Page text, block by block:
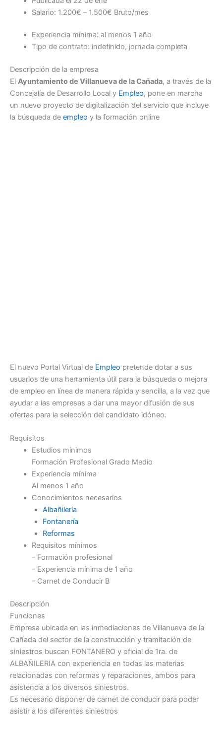
Salario: 1.200€ – 1.500€ Bruto/mes
Experiencia mínima: al menos 1 año
Tipo de contrato: indefinido, jornada completa
Descripción de la empresa
El Ayuntamiento de Villanueva de la Cañada, a través de la
Concejalía de Desarrollo Local y Empleo, pone en marcha
un nuevo proyecto de digitalización del servicio que incluye
la búsqueda de empleo y la formación online
El nuevo Portal Virtual de Empleo pretende dotar a sus
usuarios de una herramienta útil para la búsqueda o mejora
de empleo en línea de manera rápida y sencilla, a la vez que
ayudar a las empresas a dar una mayor difusión de sus
ofertas para la selección del candidato idóneo.
Requisitos
Estudios mínimos
Formación Profesional Grado Medio
Experiencia mínima
Al menos 1 año
Conocimientos necesarios
Albañileria
Fontanería
Reformas
Requisitos mínimos
– Formación profesional
– Experiencia mínima de 1 año
– Carnet de Conducir B
Descripción
Funciones
Empresa ubicada en las inmediaciones de Villanueva de la
Cañada del sector de la construcción y tramitación de
siniestros buscan FONTANERO y oficial de 1ra. de
ALBAÑILERIA con experiencia en todas las materias
relacionadas con reformas y reparaciones, ambos para
asistencia a los diversos siniestros.
Es necesario disponer de carnet de conducir para poder
asistir a los diferentes siniestros